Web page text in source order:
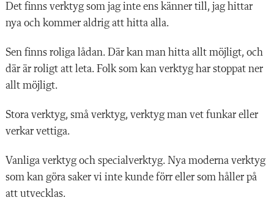
Det finns verktyg som jag inte ens känner till, jag hittar
nya och kommer aldrig att hitta alla.
Sen finns roliga lådan. Där kan man hitta allt möjligt, och
där är roligt att leta. Folk som kan verktyg har stoppat ner
allt möjligt.
Stora verktyg, små verktyg, verktyg man vet funkar eller
verkar vettiga.
Vanliga verktyg och specialverktyg. Nya moderna verktyg
som kan göra saker vi inte kunde förr eller som håller på
att utvecklas.